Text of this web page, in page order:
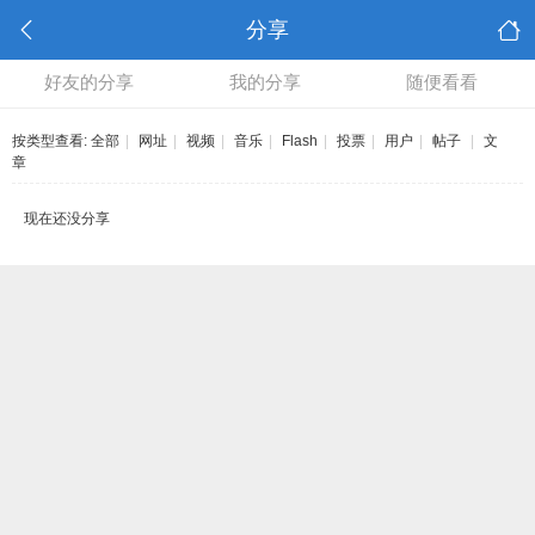
分享
好友的分享 我的分享 随便看看
按类型查看: 全部 网址 视频 音乐 Flash 投票 用户 帖子
文
章
现在还没分享